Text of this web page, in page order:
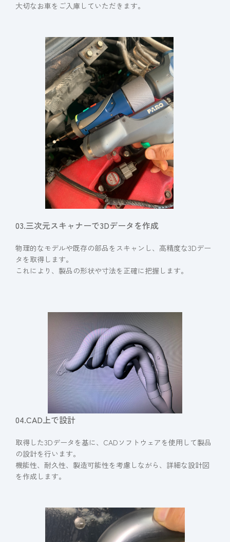
大切なお車をご入庫していただきます。
03.三次元スキャナーで3Dデータを作成
物理的なモデルや既存の部品をスキャンし、高精度な3Dデー
タを取得します。
これにより、製品の形状や寸法を正確に把握します。
04.CAD上で設計
取得した3Dデータを基に、CADソフトウェアを使用して製品
の設計を行います。
機能性、耐久性、製造可能性を考慮しながら、詳細な設計図
を作成します。